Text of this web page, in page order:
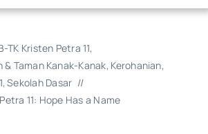
TK Kristen Petra 11
& Taman Kanak-Kanak Kerohanian
Sekolah Dasar
11: Hope Has a Name